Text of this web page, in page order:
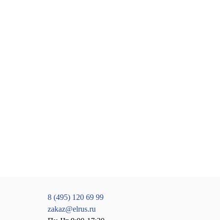
8 (495) 120 69 99
zakaz@elrus.ru